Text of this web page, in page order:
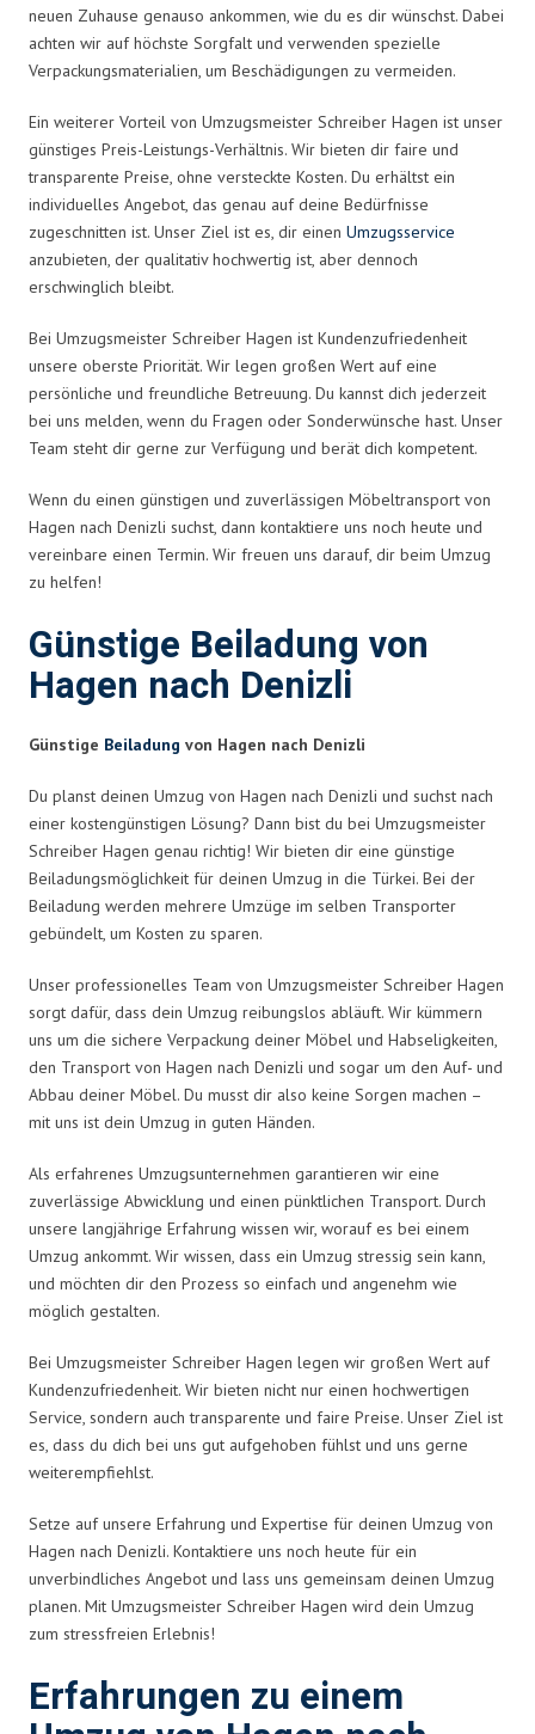
neuen Zuhause genauso ankommen, wie du es dir wünschst. Dabei
achten wir auf höchste Sorgfalt und verwenden spezielle
Verpackungsmaterialien, um Beschädigungen zu vermeiden.
Ein weiterer Vorteil von Umzugsmeister Schreiber Hagen ist unser
günstiges Preis-Leistungs-Verhältnis. Wir bieten dir faire und
transparente Preise, ohne versteckte Kosten. Du erhältst ein
individuelles Angebot, das genau auf deine Bedürfnisse
zugeschnitten ist. Unser Ziel ist es, dir einen Umzugsservice
anzubieten, der qualitativ hochwertig ist, aber dennoch
erschwinglich bleibt.
Bei Umzugsmeister Schreiber Hagen ist Kundenzufriedenheit
unsere oberste Priorität. Wir legen großen Wert auf eine
persönliche und freundliche Betreuung. Du kannst dich jederzeit
bei uns melden, wenn du Fragen oder Sonderwünsche hast. Unser
Team steht dir gerne zur Verfügung und berät dich kompetent.
Wenn du einen günstigen und zuverlässigen Möbeltransport von
Hagen nach Denizli suchst, dann kontaktiere uns noch heute und
vereinbare einen Termin. Wir freuen uns darauf, dir beim Umzug
zu helfen!
Günstige Beiladung von
Hagen nach Denizli
Günstige Beiladung von Hagen nach Denizli
Du planst deinen Umzug von Hagen nach Denizli und suchst nach
einer kostengünstigen Lösung? Dann bist du bei Umzugsmeister
Schreiber Hagen genau richtig! Wir bieten dir eine günstige
Beiladungsmöglichkeit für deinen Umzug in die Türkei. Bei der
Beiladung werden mehrere Umzüge im selben Transporter
gebündelt, um Kosten zu sparen.
Unser professionelles Team von Umzugsmeister Schreiber Hagen
sorgt dafür, dass dein Umzug reibungslos abläuft. Wir kümmern
uns um die sichere Verpackung deiner Möbel und Habseligkeiten,
den Transport von Hagen nach Denizli und sogar um den Auf- und
Abbau deiner Möbel. Du musst dir also keine Sorgen machen –
mit uns ist dein Umzug in guten Händen.
Als erfahrenes Umzugsunternehmen garantieren wir eine
zuverlässige Abwicklung und einen pünktlichen Transport. Durch
unsere langjährige Erfahrung wissen wir, worauf es bei einem
Umzug ankommt. Wir wissen, dass ein Umzug stressig sein kann,
und möchten dir den Prozess so einfach und angenehm wie
möglich gestalten.
Bei Umzugsmeister Schreiber Hagen legen wir großen Wert auf
Kundenzufriedenheit. Wir bieten nicht nur einen hochwertigen
Service, sondern auch transparente und faire Preise. Unser Ziel ist
es, dass du dich bei uns gut aufgehoben fühlst und uns gerne
weiterempfiehlst.
Setze auf unsere Erfahrung und Expertise für deinen Umzug von
Hagen nach Denizli. Kontaktiere uns noch heute für ein
unverbindliches Angebot und lass uns gemeinsam deinen Umzug
planen. Mit Umzugsmeister Schreiber Hagen wird dein Umzug
zum stressfreien Erlebnis!
Erfahrungen zu einem